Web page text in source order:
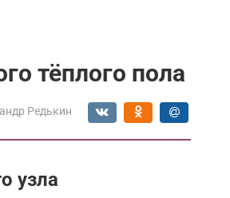
тёплого пола
Редькин
узла